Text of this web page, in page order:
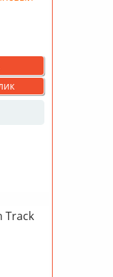
Track